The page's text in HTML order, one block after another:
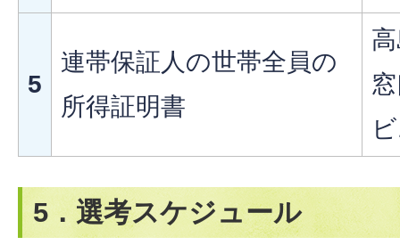
5
連帯保証人の世帯全員の
所得証明書
5．選考スケジュール